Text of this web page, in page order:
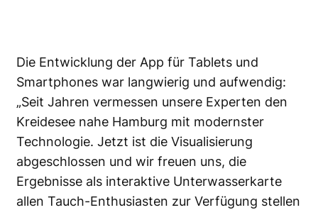
Die Entwicklung der App für Tablets und
Smartphones war langwierig und aufwendig:
„Seit Jahren vermessen unsere Experten den
Kreidesee nahe Hamburg mit modernster
Technologie. Jetzt ist die Visualisierung
abgeschlossen und wir freuen uns, die
Ergebnisse als interaktive Unterwasserkarte
allen Tauch-Enthusiasten zur Verfügung stellen